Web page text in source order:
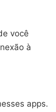
você
à
apps.